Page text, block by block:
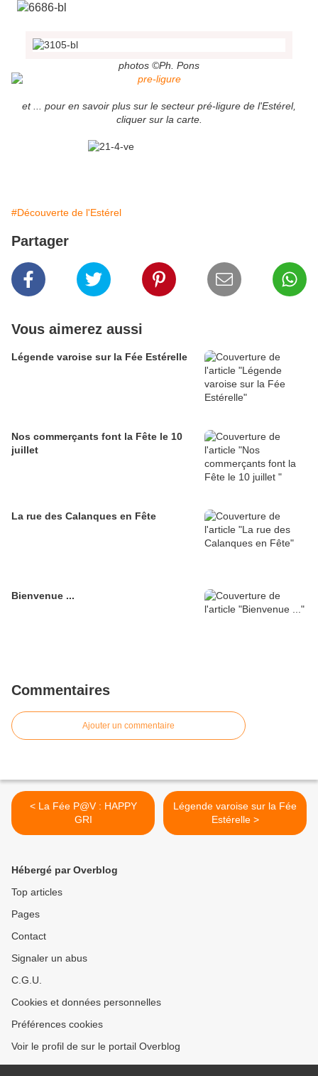
photos ©Ph. Pons
et ... pour en savoir plus sur le secteur pré-ligure de l'Estérel,
cliquer sur la carte.
#Découverte de l'Estérel
Partager
Vous aimerez aussi
Légende varoise sur la Fée Estérelle
Nos commerçants font la Fête le 10
juillet
La rue des Calanques en Fête
Bienvenue ...
Commentaires
Ajouter un commentaire
< La Fée P@V : HAPPY
GRI
Légende varoise sur la Fée
Estérelle >
Hébergé par Overblog
Top articles
Pages
Contact
Signaler un abus
C.G.U.
Cookies et données personnelles
Préférences cookies
Voir le profil de sur le portail Overblog